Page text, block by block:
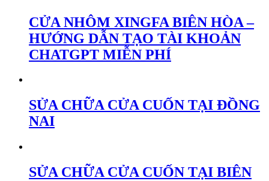
CỬA NHÔM XINGFA BIÊN HÒA –
HƯỚNG DẪN TẠO TÀI KHOẢN
CHATGPT MIỄN PHÍ
SỬA CHỮA CỬA CUỐN TẠI ĐỒNG
NAI
SỬA CHỮA CỬA CUỐN TẠI BIÊN